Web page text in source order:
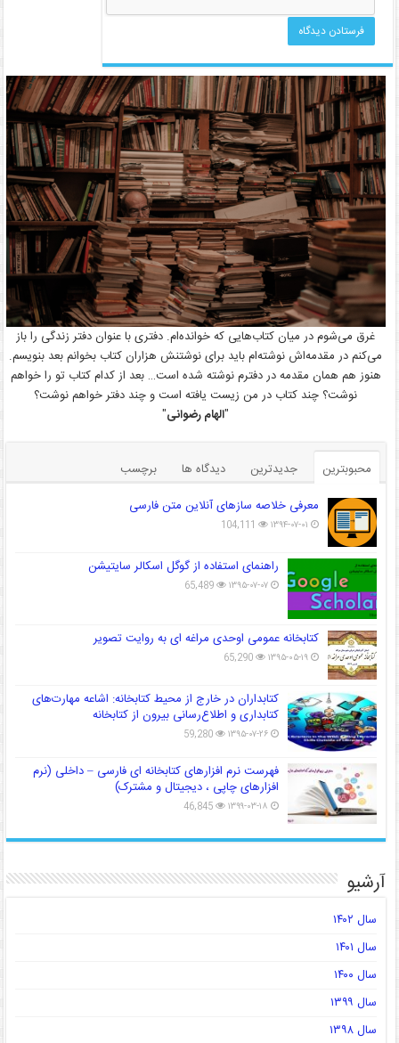
غرق می‌شوم در میان کتاب‌هایی که خوانده‌ام. دفتری با عنوان دفتر زندگی را باز
می‌کنم در مقدمه‌اش نوشته‌ام باید برای نوشتنش هزاران کتاب بخوانم بعد بنویسم.
هنوز هم همان مقدمه در دفترم نوشته شده است… بعد از کدام کتاب تو را خواهم
نوشت؟ چند کتاب در من زیست یافته است و چند دفتر خواهم نوشت؟
"الهام رضوانی"
محبوبترین جدیدترین دیدگاه ها
برچسب
معرفی خلاصه سازهای آنلاین متن فارسی
۱۳۹۴-۰۷-۰۱ 104,111
راهنمای استفاده از گوگل اسکالر سایتیشن
۱۳۹۵-۰۷-۰۷ 65,489
کتابخانه عمومی اوحدی مراغه ای به روایت تصویر
۱۳۹۵-۰۵-۱۹ 65,290
کتابداران در خارج از محیط کتابخانه: اشاعه مهارت‌های
کتابداری و اطلاع‌رسانی بیرون از کتابخانه
۱۳۹۵-۰۷-۲۶ 59,280
فهرست نرم افزارهای کتابخانه ای فارسی – داخلی (نرم
افزارهای چاپی ، دیجیتال و مشترک)
۱۳۹۹-۰۳-۱۸ 46,845
آرشیو
سال ۱۴۰۲
سال ۱۴۰۱
سال ۱۴۰۰
سال ۱۳۹۹
سال ۱۳۹۸